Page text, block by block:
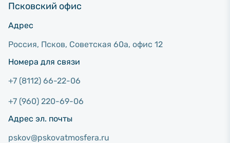
Псковский офис
Адрес
Россия, Псков, Советcкая 60а, офис 12
Номера для связи
+7 (8112) 66-22-06
+7 (960) 220-69-06
Адрес эл. почты
pskov@pskovatmosfera.ru